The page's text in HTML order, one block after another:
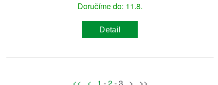
Doručíme do: 11.8.
Detail